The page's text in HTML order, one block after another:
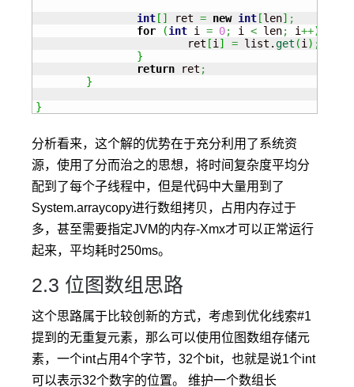
int [ ] ret = new int [len] ;
for
(int i = 0; i < len; i++)
			ret
[i ] = list.get (i ) ;
}
return ret ;
}
}
分析看来，这个解的优势在于充分利用了系统资
源，使用了分而治之的思想，将时间复杂度平均分
配到了每个子线程中，但是代码中大量用到了
System.arraycopy进行数组拷贝，占用内存过于
多，甚至需要指定JVM的内存-Xmx才可以正常运行
起来，平均耗时250ms。
2.3 位图数组思路
这个思路属于比较创新的方式，考虑到优化线索#1
提到的无重复元素，那么可以使用位图数组存储元
素，一个int占用4个字节，32个bit，也就是说1个int
可以表示32个数字的位置。 维护一个数组长